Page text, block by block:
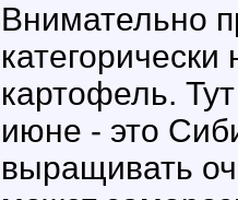
Внимательно
картофель.
июне - это
выращивать